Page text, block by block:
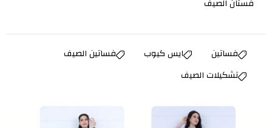
فستان الصيف
فساتين ايس كيوب
فساتين الصيف
تشكيلات الصيف